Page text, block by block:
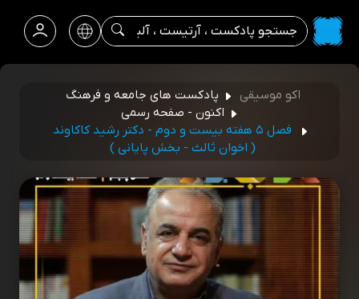
اکو موسیقی
پادکست های جامعه و فرهنگ
اکنون - صفحه رسمی
فصل ۵ هفته بیست و دوم - دکتر رشید کاکاوند
( اخوان ثالث - بخش پایانی )